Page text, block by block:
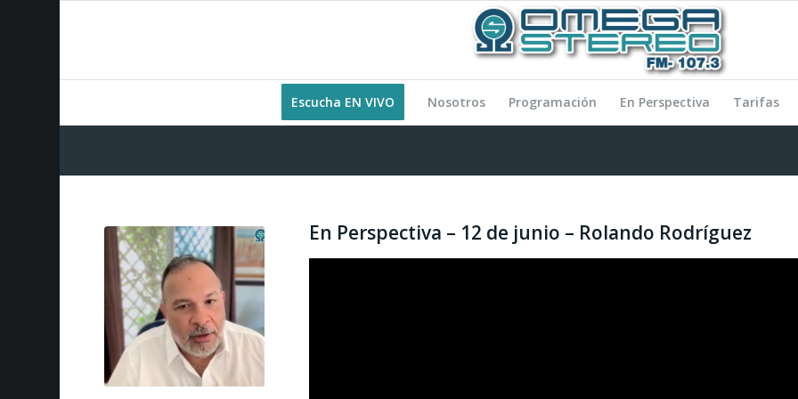
Escucha EN VIVO Nosotros Programación En Perspectiva Tarifas
En Perspectiva – 12 de junio – Rolando Rodríguez